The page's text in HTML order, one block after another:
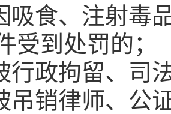
食、注射毒品
受到处罚的；
政拘留、司法
销律师、公证